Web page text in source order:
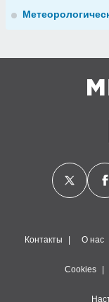
Контакты О нас
Cookies